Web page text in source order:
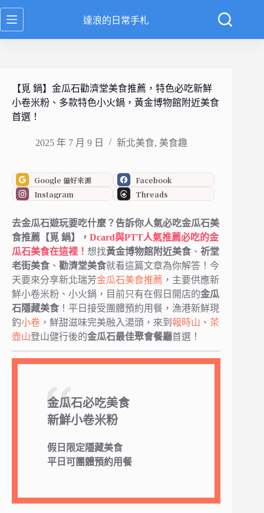
跳
至
達浪的日常手札
【覓 鍋】金瓜石勸濟堂美食推薦，特色必吃新鮮
小卷米粉、多款特色小火鍋，黃金博物館附近美食
首選！
2025 年 7 月 9 日 新北美食, 美食趣
Google 偏好來源
Facebook
Instagram
Threads
去金瓜石遊玩要吃什麼？告訴你人氣必吃金瓜石美
食推薦【覓 鍋】， Dcard與PTT人氣推薦必吃的金
瓜石美食在這裡！ 想找黃金博物館附近美食 、 祈堂
老街美食 、 勸濟堂美食就看這篇文章為你解答！今
天要來分享新北瑞芳金瓜石美食推薦 ，主要供應新
鮮小卷米粉、小火鍋，目前只有在假日開店的金瓜
石隱藏美食 ！平日接受團體預約用餐，漁港新鮮現
釣小卷 ，鮮甜滋味完美融入湯頭，來到 報時山 、 茶
壺山登山健行後的金瓜石最佳聚會餐廳首選！
金瓜石必吃美食
新鮮小卷米粉
假日限定隱藏美食
平日可團體預約用餐